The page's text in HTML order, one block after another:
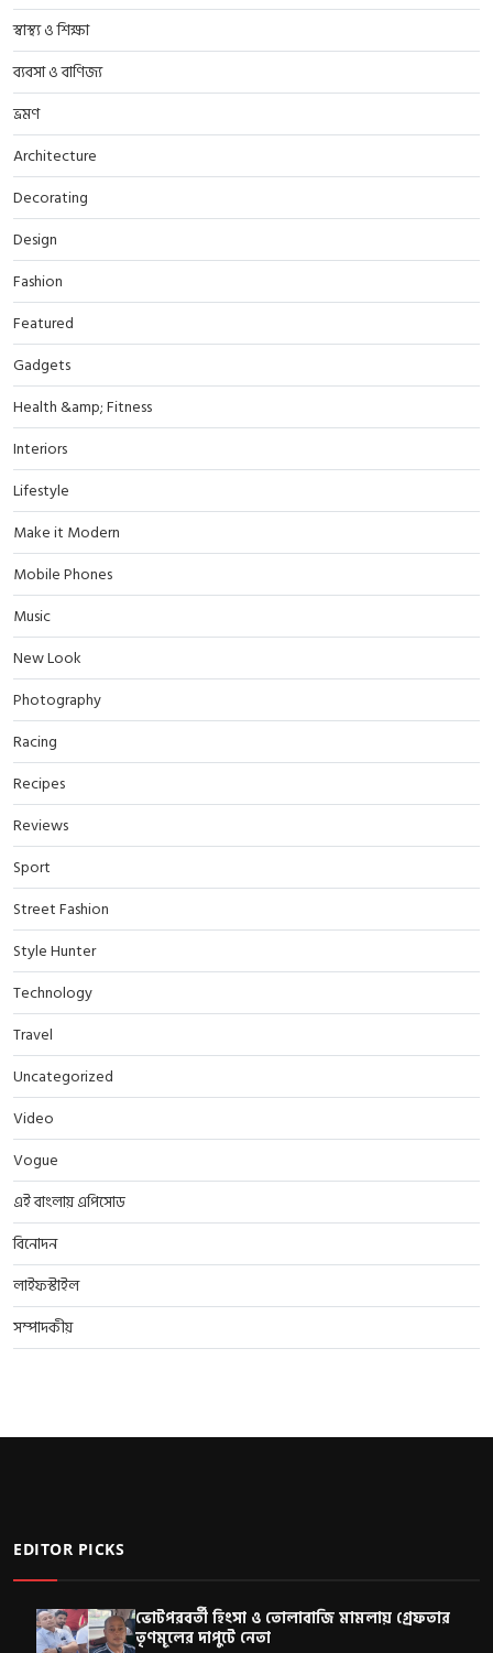
স্বাস্থ্য ও শিক্ষা
ব্যবসা ও বাণিজ্য
ভ্রমণ
Architecture
Decorating
Design
Fashion
Featured
Gadgets
Health &amp; Fitness
Interiors
Lifestyle
Make it Modern
Mobile Phones
Music
New Look
Photography
Racing
Recipes
Reviews
Sport
Street Fashion
Style Hunter
Technology
Travel
Uncategorized
Video
Vogue
এই বাংলায় এপিসোড
বিনোদন
লাইফস্টাইল
সম্পাদকীয়
EDITOR PICKS
ভোটপরবর্তী হিংসা ও তোলাবাজি মামলায় গ্রেফতার
তৃণমূলের দাপুটে নেতা